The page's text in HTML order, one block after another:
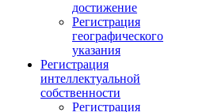
достижение
Регистрация
географического
указания
Регистрация
интеллектуальной
собственности
Регистрация